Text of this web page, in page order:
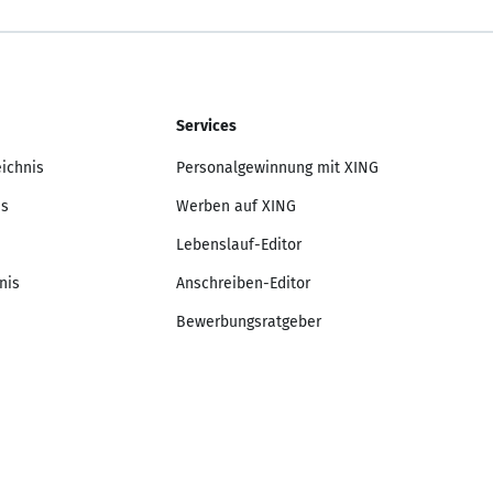
Services
Personalgewinnung mit XING
Werben auf XING
Lebenslauf-Editor
Anschreiben-Editor
Bewerbungsratgeber